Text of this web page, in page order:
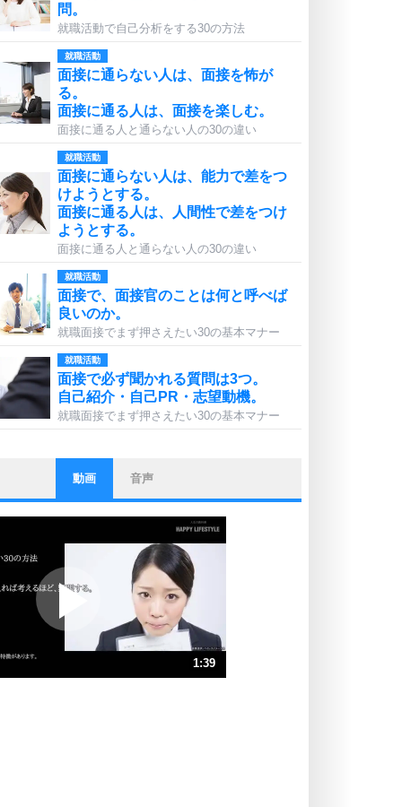
問。
就職活動で自己分析をする30の方法
就職活動
面接に通らない人は、面接を怖が
る。
面接に通る人は、面接を楽しむ。
面接に通る人と通らない人の30の違い
就職活動
面接に通らない人は、能力で差をつ
けようとする。
面接に通る人は、人間性で差をつけ
ようとする。
面接に通る人と通らない人の30の違い
就職活動
面接で、面接官のことは何と呼べば
良いのか。
就職面接でまず押さえたい30の基本マナー
就職活動
面接で必ず聞かれる質問は3つ。
自己紹介・自己PR・志望動機。
就職面接でまず押さえたい30の基本マナー
ストレス対策
他人と比べない。
いっそのこと、他人を見ない。
ポジティブになれない原因は、行動
しないから。
ポジティブ思考になる30の方法
ストレス対策
動画 音声
1:39